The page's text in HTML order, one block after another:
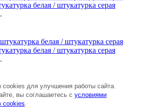
белая / штукатурка серая
белая / штукатурка серая
для улучшения работы сайта.
вы соглашаетесь с условиями
cookies